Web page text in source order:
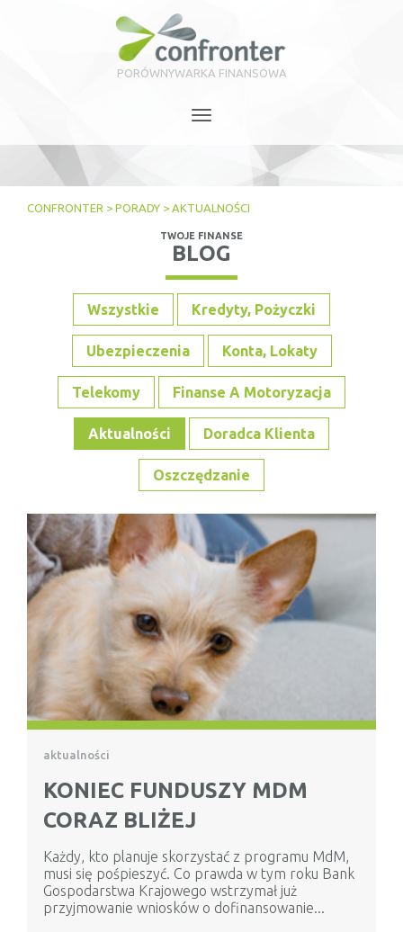
PORÓWNYWARKA FINANSOWA
navigation
CONFRONTER > PORADY > AKTUALNOŚCI
TWOJE FINANSE
BLOG
Wszystkie Kredyty, Pożyczki
Ubezpieczenia Konta, Lokaty
Telekomy Finanse A Motoryzacja
Aktualności Doradca Klienta
Oszczędzanie
aktualności
KONIEC FUNDUSZY MDM
CORAZ BLIŻEJ
Każdy, kto planuje skorzystać z programu MdM,
musi się pośpieszyć. Co prawda w tym roku Bank
Gospodarstwa Krajowego wstrzymał już
przyjmowanie wniosków o dofinansowanie...